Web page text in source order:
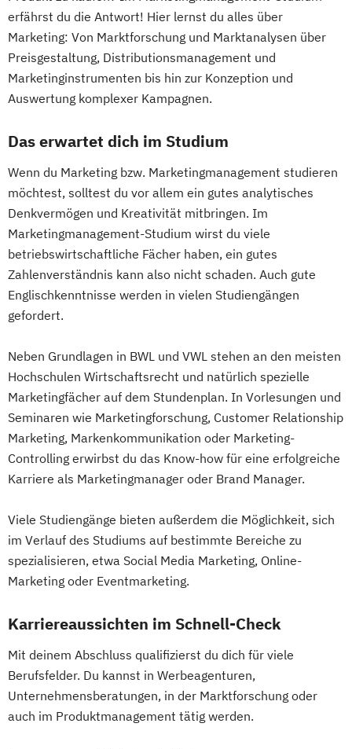
erfährst du die Antwort! Hier lernst du alles über
Marketing: Von Marktforschung und Marktanalysen über
Preisgestaltung, Distributionsmanagement und
Marketinginstrumenten bis hin zur Konzeption und
Auswertung komplexer Kampagnen.
Das erwartet dich im Studium
Wenn du Marketing bzw. Marketingmanagement studieren
möchtest, solltest du vor allem ein gutes analytisches
Denkvermögen und Kreativität mitbringen. Im
Marketingmanagement-Studium wirst du viele
betriebswirtschaftliche Fächer haben, ein gutes
Zahlenverständnis kann also nicht schaden. Auch gute
Englischkenntnisse werden in vielen Studiengängen
gefordert.
Neben Grundlagen in BWL und VWL stehen an den meisten
Hochschulen Wirtschaftsrecht und natürlich spezielle
Marketingfächer auf dem Stundenplan. In Vorlesungen und
Seminaren wie Marketingforschung, Customer Relationship
Marketing, Markenkommunikation oder Marketing-
Controlling erwirbst du das Know-how für eine erfolgreiche
Karriere als Marketingmanager oder Brand Manager.
Viele Studiengänge bieten außerdem die Möglichkeit, sich
im Verlauf des Studiums auf bestimmte Bereiche zu
spezialisieren, etwa Social Media Marketing, Online-
Marketing oder Eventmarketing.
Karriereaussichten im Schnell-Check
Mit deinem Abschluss qualifizierst du dich für viele
Berufsfelder. Du kannst in Werbeagenturen,
Unternehmensberatungen, in der Marktforschung oder
auch im Produktmanagement tätig werden.